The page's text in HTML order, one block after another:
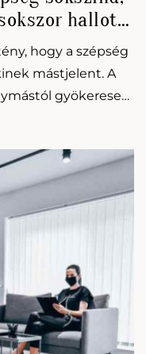
hallott
ezek
hogy a szépség
mástjelent. A
gyökeresen